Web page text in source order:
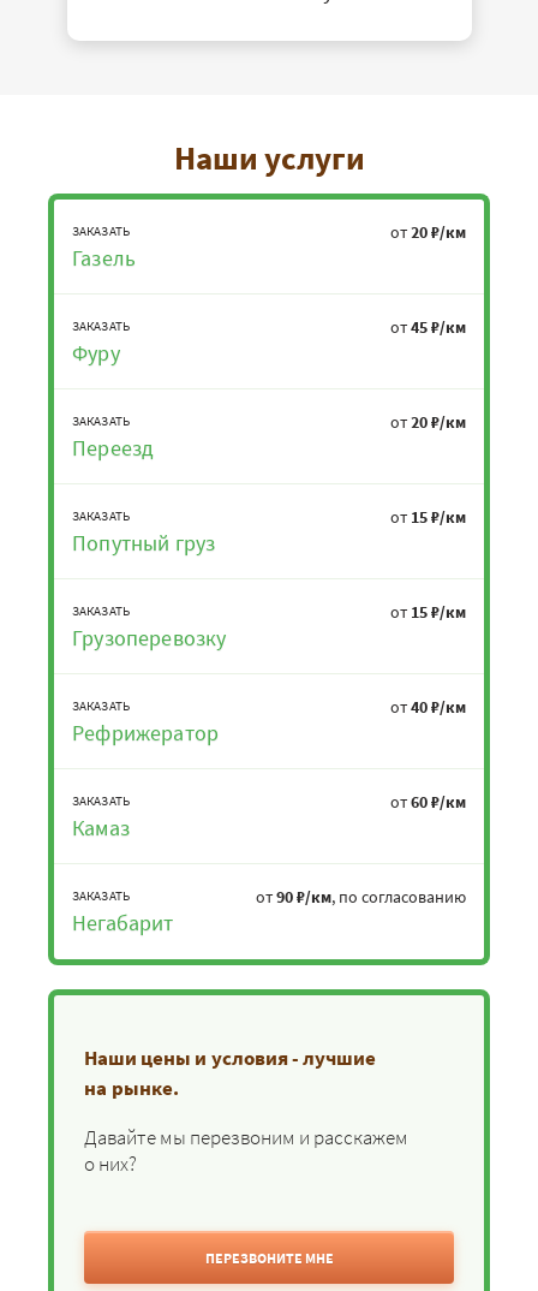
Наши услуги
ЗАКАЗАТЬ
Газель
от20 ₽/км
ЗАКАЗАТЬ
Фуру
от45 ₽/км
ЗАКАЗАТЬ
Переезд
от20 ₽/км
ЗАКАЗАТЬ
Попутный груз
от 15 ₽/км
ЗАКАЗАТЬ
Грузоперевозку
от 15 ₽/км
ЗАКАЗАТЬ
Рефрижератор
от40 ₽/км
ЗАКАЗАТЬ
Камаз
от60 ₽/км
ЗАКАЗАТЬ
Негабарит
от90 ₽/км, по согласованию
Наши цены и условия - лучшие
на рынке.
Давайте мы перезвоним и расскажем
о них?
ПЕРЕЗВОНИТЕ МНЕ